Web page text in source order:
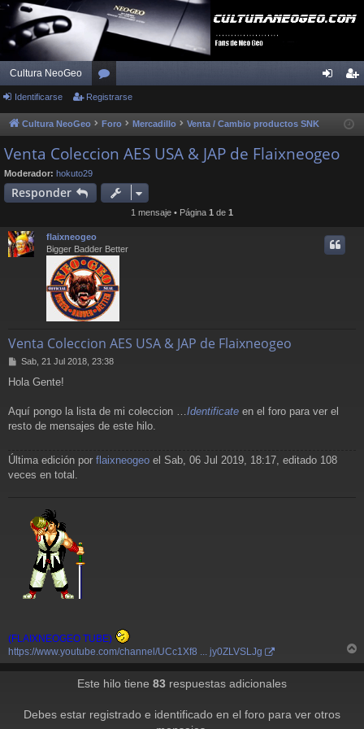
Cultura NeoGeo
or
os ist
Identificarse Registrarse
Cultura NeoGeo Foro Mercadillo Venta / Cambio productos SNK
Venta Coleccion AES USA & JAP de Flaixneogeo
Moderador: hokuto29
Responder
1 mensaje • Página 1 de 1
flaixneogeo
Bigger Badder Better
Venta Coleccion AES USA & JAP de Flaixneogeo
M
n
a
Sab, 21 Jul 2018, 23:38
Hola Gente!
Aquí pongo la lista de mi coleccion … Identificate en el foro para ver el
resto de mensajes de este hilo.
Última edición por flaixneogeo el Sab, 06 Jul 2019, 18:17, editado 108
veces en total.
(FLAIXNEOGEO TUBE)
https://www.youtube.com/channel/UCc1Xf8 ... jy0ZLVSLJg
r
Este hilo tiene 83 respuestas adicionales
Debes estar registrado e identificado en el foro para ver otros